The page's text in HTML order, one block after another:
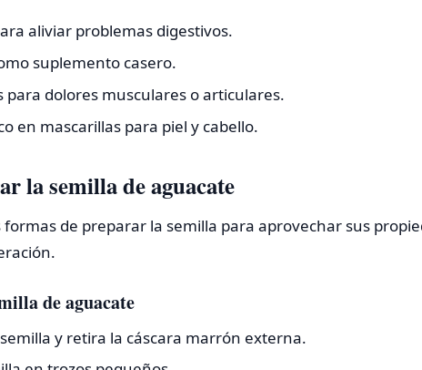
aliviar problemas digestivos.
suplemento casero.
para dolores musculares o articulares.
en mascarillas para piel y cabello.
la semilla de aguacate
de preparar la semilla para aprovechar sus
de aguacate
y retira la cáscara marrón externa.